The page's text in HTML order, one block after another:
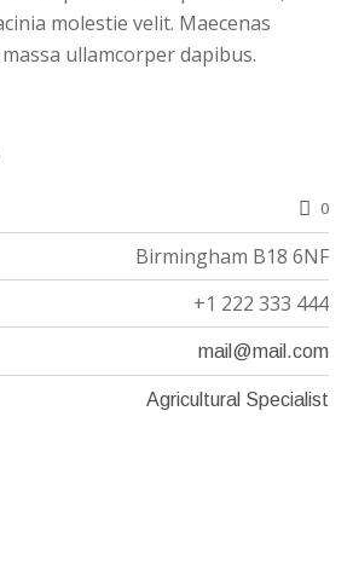
molestie velit. Maecenas
ullamcorper dapibus.
0
Birmingham B18 6NF
+1 222 333 444
mail@mail.com
Agricultural Specialist